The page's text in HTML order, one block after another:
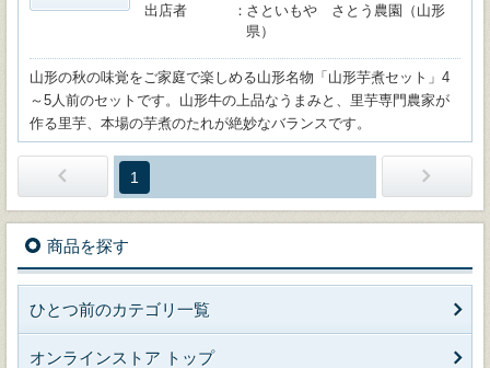
出店者
さといもや さとう農園（山形
県）
山形の秋の味覚をご家庭で楽しめる山形名物「山形芋煮セット」4
～5人前のセットです。山形牛の上品なうまみと、里芋専門農家が
作る里芋、本場の芋煮のたれが絶妙なバランスです。
1
商品を探す
ひとつ前のカテゴリ一覧
オンラインストア トップ